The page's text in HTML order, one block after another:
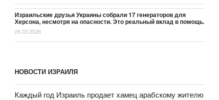
Израильские друзья Украины собрали 17 генераторов для
Херсона, несмотря на опасности. Это реальный вклад в помощь.
26.03.2026
НОВОСТИ ИЗРАИЛЯ
Каждый год Израиль продает хамец арабскому жителю